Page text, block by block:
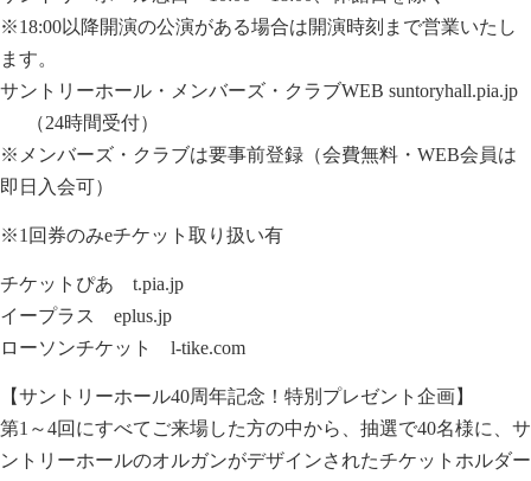
※18:00以降開演の公演がある場合は開演時刻まで営業いたし
ます。
サントリーホール・メンバーズ・クラブWEB suntoryhall.pia.jp
（24時間受付）
※メンバーズ・クラブは要事前登録（会費無料・WEB会員は
即日入会可）
※1回券のみeチケット取り扱い有
チケットぴあ t.pia.jp
イープラス eplus.jp
ローソンチケット l-tike.com
【サントリーホール40周年記念！特別プレゼント企画】
第1～4回にすべてご来場した方の中から、抽選で40名様に、サ
ントリーホールのオルガンがデザインされたチケットホルダー